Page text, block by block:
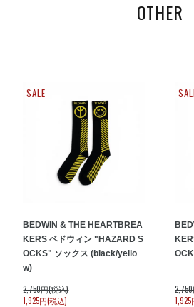
OTHER
SALE
BEDWIN & THE HEARTBREA
KERS ベドウィン "HAZARD S
OCKS" ソックス (black/yello
w)
2,750円(税込)
1,925円(税込)